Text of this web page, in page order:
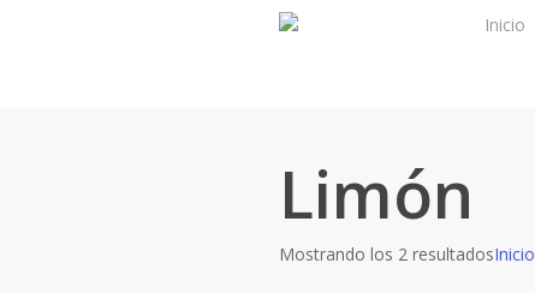
Inicio
Limón
Mostrando los 2 resultadosInicio